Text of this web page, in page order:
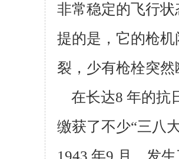
非常稳定的飞行状
提的是，它的枪
裂，少有枪栓突
在长达8 年的抗
缴获了不少“三八